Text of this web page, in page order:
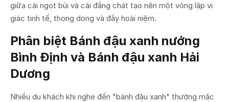
giữa cái ngọt bùi và cái đắng chát tạo nên một vòng lặp vị
giác tinh tế, thong dong và đầy hoài niệm.
Phân biệt Bánh đậu xanh nướng
Bình Định và Bánh đậu xanh Hải
Dương
Nhiều du khách khi nghe đến "bánh đậu xanh" thường mặc